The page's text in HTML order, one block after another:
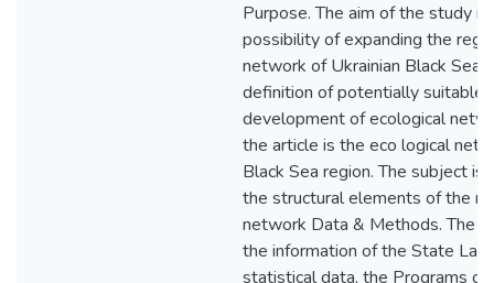
Purpose. The aim of the study
possibility of expanding the
network of Ukrainian Black Sea
definition of potentially suitable
development of ecological
the article is the eco logical
Black Sea region. The subject
the structural elements of the
network Data & Methods. The
the information of the State
statistical data, the Programs of